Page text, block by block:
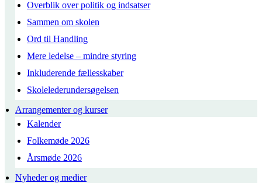
Overblik over politik og indsatser
Sammen om skolen
Ord til Handling
Mere ledelse – mindre styring
Inkluderende fællesskaber
Skolelederundersøgelsen
Arrangementer og kurser
Kalender
Folkemøde 2026
Årsmøde 2026
Nyheder og medier